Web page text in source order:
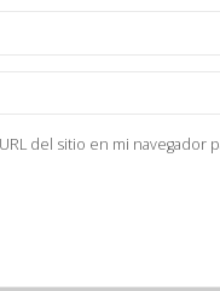
del sitio en mi navegador